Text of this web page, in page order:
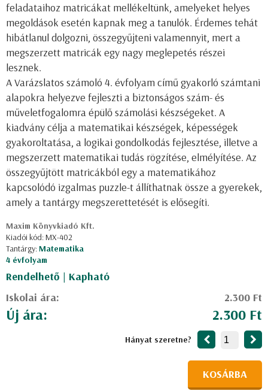
feladataihoz matricákat mellékeltünk, amelyeket helyes
megoldások esetén kapnak meg a tanulók. Érdemes tehát
hibátlanul dolgozni, összegyűjteni valamennyit, mert a
megszerzett matricák egy nagy meglepetés részei
lesznek.
A Varázslatos számoló 4. évfolyam című gyakorló számtani
alapokra helyezve fejleszti a biztonságos szám- és
műveletfogalomra épülő számolási készségeket. A
kiadvány célja a matematikai készségek, képességek
gyakoroltatása, a logikai gondolkodás fejlesztése, illetve a
megszerzett matematikai tudás rögzítése, elmélyítése. Az
összegyűjtött matricákból egy a matematikához
kapcsolódó izgalmas puzzle-t állíthatnak össze a gyerekek,
amely a tantárgy megszerettetését is elősegíti.
Maxim Könyvkiadó Kft.
Kiadói kód: MX-402
Tantárgy:Matematika
4 évfolyam
Rendelhető | Kapható
Iskolai ára:
2.300 Ft
Új ára: 2.300 Ft
Hányat szeretne?
KOSÁRBA